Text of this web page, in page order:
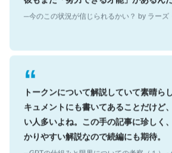
─今のこの状況が信じられるかい？ by ラーズ
トークンについて解説していて素晴ら
キュメントにも書いてあることだけど
い人多いよね。この手の記事に珍しく
かりやすい解説なので続編にも期待。
─GPTの仕組みと限界についての考察（１） -